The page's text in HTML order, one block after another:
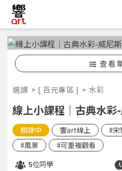
查看
選課 [ 百元專區 ] 水彩
線上小課程｜古典水彩
開課中 響art線上 #宋
#風景
#可重複觀看
5位同學